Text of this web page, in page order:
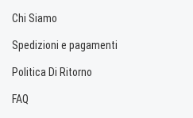
Chi Siamo
Spedizioni e pagamenti
Politica Di Ritorno
FAQ